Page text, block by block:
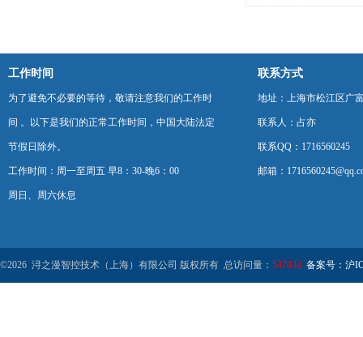
工作时间
为了避免不必要的等待，敬请注意我们的工作时
间 。以下是我们的正常工作时间，中国大陆法定
节假日除外。
工作时间：周一至周五 早8：30-晚6：00
周日、周六休息
联系方式
地址：上海市松江区广
联系人：占亦
联系QQ：1716560245
邮箱：
©2026 浔之漫智控技术（上海）有限公司 版权所有 总访问量： 547034 备案号：沪